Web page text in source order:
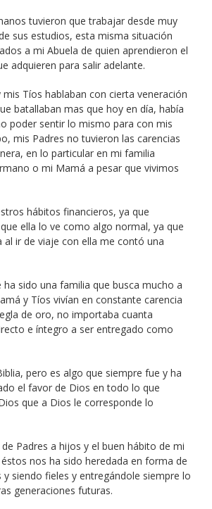
tuvieron que trabajar desde muy
sus estudios, esta misma situación
a mi Abuela de quien aprendieron el
adquieren para salir adelante.
Tíos hablaban con cierta veneración
batallaban mas que hoy en día, había
poder sentir lo mismo para con mis
mis Padres no tuvieron las carencias
en lo particular en mi familia
o mi Mamá a pesar que vivimos
hábitos financieros, ya que
ella lo ve como algo normal, ya que
ir de viaje con ella me contó una
sido una familia que busca mucho a
y Tíos vivían en constante carencia
de oro, no importaba cuanta
e íntegro a ser entregado como
pero es algo que siempre fue y ha
el favor de Dios en todo lo que
que a Dios le corresponde lo
Padres a hijos y el buen hábito de mi
nos ha sido heredada en forma de
siendo fieles y entregándole siempre lo
generaciones futuras.